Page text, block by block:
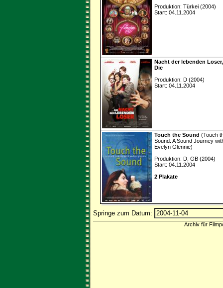
Produktion: Türkei (2004)
Start: 04.11.2004
Nacht der lebenden Loser,
Die
Produktion: D (2004)
Start: 04.11.2004
Touch the Sound (Touch
Sound: A Sound Journey
Evelyn Glennie)
Produktion: D, GB (2004)
Start: 04.11.2004
2 Plakate
Springe zum Datum:
Archiv für